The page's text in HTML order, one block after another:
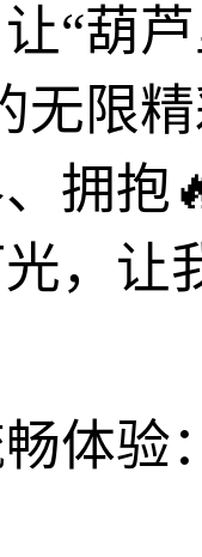
“葫
无限
拥抱
，让
体验